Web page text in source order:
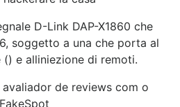
D-Link DAP-X1860 che
soggetto a una che porta al
() e alliniezione di remoti.
de reviews com o
FakeSpot